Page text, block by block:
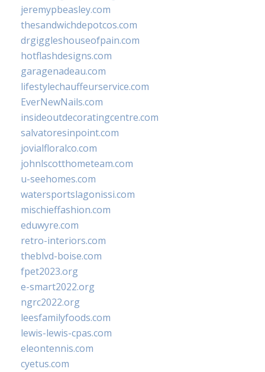
jeremypbeasley.com
thesandwichdepotcos.com
drgiggleshouseofpain.com
hotflashdesigns.com
garagenadeau.com
lifestylechauffeurservice.com
EverNewNails.com
insideoutdecoratingcentre.com
salvatoresinpoint.com
jovialfloralco.com
johnlscotthometeam.com
u-seehomes.com
watersportslagonissi.com
mischieffashion.com
eduwyre.com
retro-interiors.com
theblvd-boise.com
fpet2023.org
e-smart2022.org
ngrc2022.org
leesfamilyfoods.com
lewis-lewis-cpas.com
eleontennis.com
cyetus.com